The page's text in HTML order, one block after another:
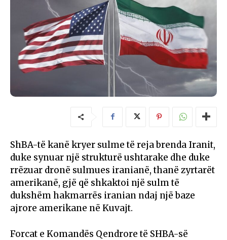
ShBA-të kanë kryer sulme të reja brenda Iranit,
duke synuar një strukturë ushtarake dhe duke
rrëzuar dronë sulmues iranianë, thanë zyrtarët
amerikanë, gjë që shkaktoi një sulm të
dukshëm hakmarrës iranian ndaj një baze
ajrore amerikane në Kuvajt.
Forcat e Komandës Qendrore të SHBA-së